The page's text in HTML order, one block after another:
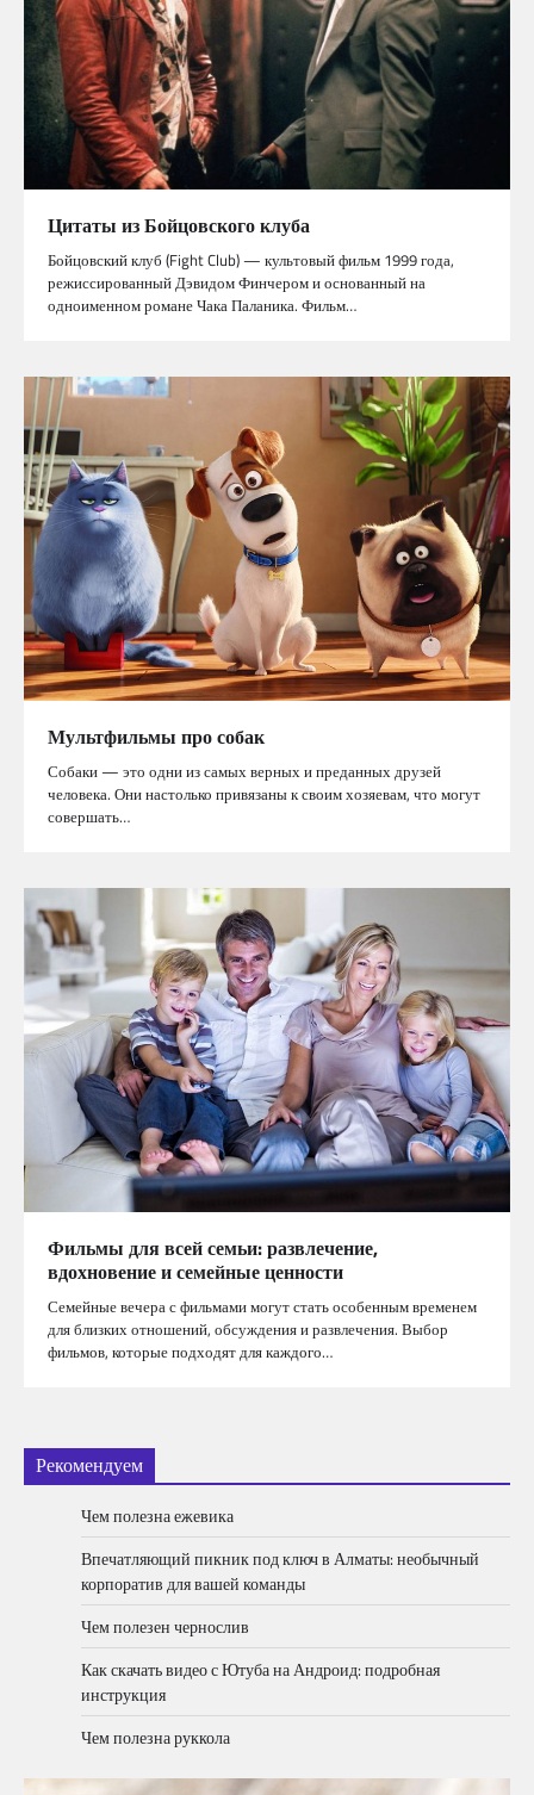
Цитаты из Бойцовского клуба
Бойцовский клуб (Fight Club) — культовый фильм 1999 года,
режиссированный Дэвидом Финчером и основанный на
одноименном романе Чака Паланика. Фильм…
Мультфильмы про собак
Собаки — это одни из самых верных и преданных друзей
человека. Они настолько привязаны к своим хозяевам, что могут
совершать…
Фильмы для всей семьи: развлечение,
вдохновение и семейные ценности
Семейные вечера с фильмами могут стать особенным временем
для близких отношений, обсуждения и развлечения. Выбор
фильмов, которые подходят для каждого…
Рекомендуем
Чем полезна ежевика
Впечатляющий пикник под ключ в Алматы: необычный
корпоратив для вашей команды
Чем полезен чернослив
Как скачать видео с Ютуба на Андроид: подробная
инструкция
Чем полезна руккола